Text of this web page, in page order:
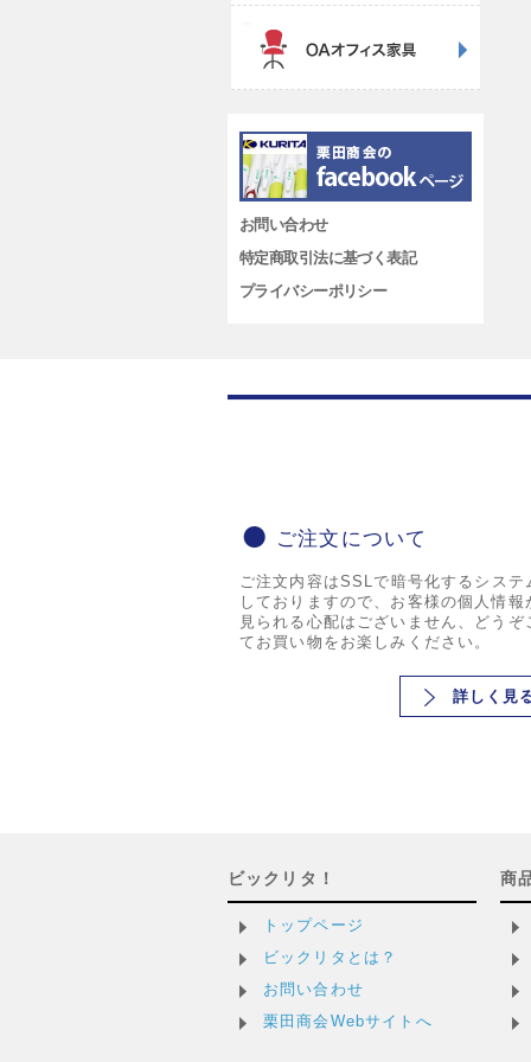
お問い合わせ
特定商取引法に基づく表記
プライバシーポリシー
ご注文について
ご注文内容はSSLで暗号化するシステ
しておりますので、お客様の個人情報
見られる心配はございません、どうぞ
てお買い物をお楽しみください。
詳しく見
ビックリタ！
トップページ
ビックリタとは？
お問い合わせ
栗田商会Webサイトへ
商